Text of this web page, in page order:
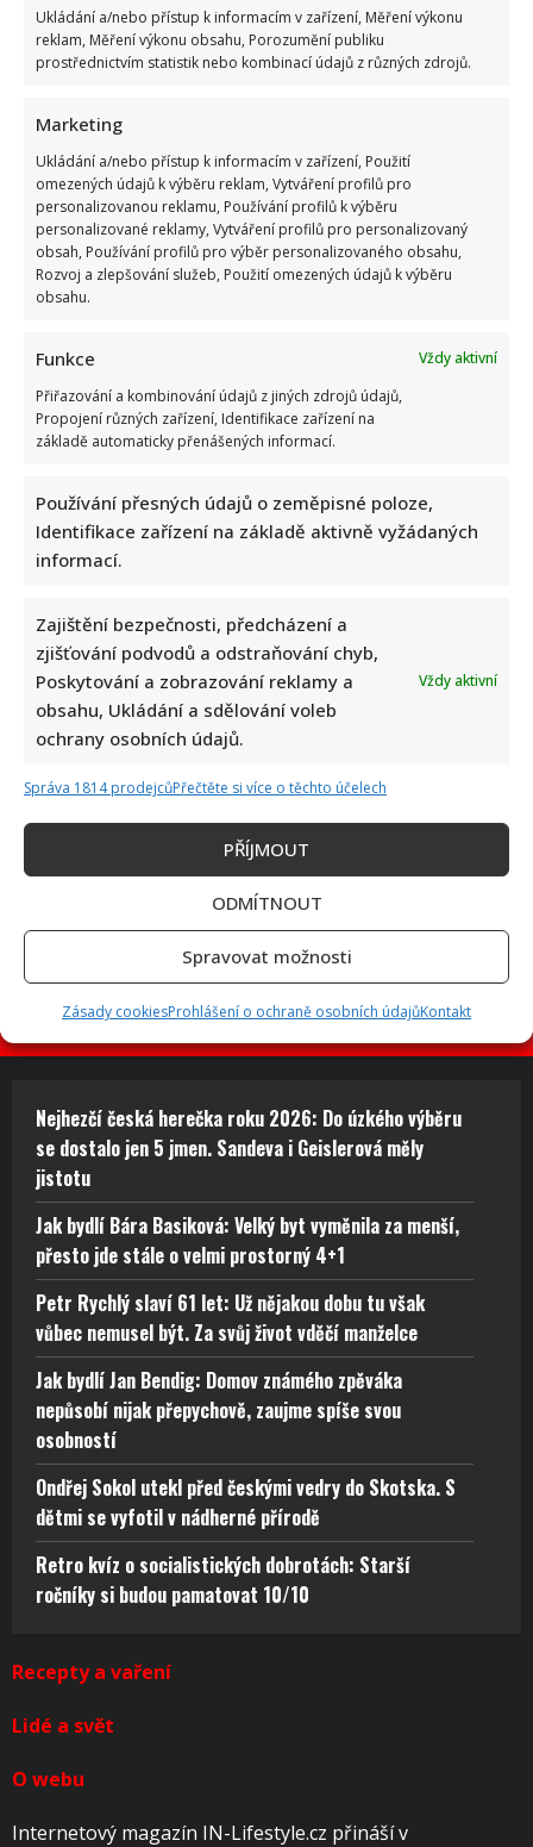
Ukládání a/nebo přístup k informacím v zařízení, Měření výkonu
reklam, Měření výkonu obsahu, Porozumění publiku
prostřednictvím statistik nebo kombinací údajů z různých zdrojů.
Marketing
Ukládání a/nebo přístup k informacím v zařízení, Použití
omezených údajů k výběru reklam, Vytváření profilů pro
personalizovanou reklamu, Používání profilů k výběru
personalizované reklamy, Vytváření profilů pro personalizovaný
obsah, Používání profilů pro výběr personalizovaného obsahu,
Rozvoj a zlepšování služeb, Použití omezených údajů k výběru
obsahu.
Funkce
Vždy aktivní
Přiřazování a kombinování údajů z jiných zdrojů údajů,
Propojení různých zařízení, Identifikace zařízení na
základě automaticky přenášených informací.
Používání přesných údajů o zeměpisné poloze,
Identifikace zařízení na základě aktivně vyžádaných
informací.
Zajištění bezpečnosti, předcházení a
zjišťování podvodů a odstraňování chyb,
Poskytování a zobrazování reklamy a
obsahu, Ukládání a sdělování voleb
ochrany osobních údajů.
Vždy aktivní
Správa 1814 prodejcůPřečtěte si více o těchto účelech
PŘÍJMOUT
ODMÍTNOUT
Spravovat možnosti
Zásady cookiesProhlášení o ochraně osobních údajůKontakt
Jak bydlí Bára Basiková: Velký byt vyměnila za menší, přesto
jde stále o velmi prostorný 4+1
Petr Rychlý slaví 61 let: Už nějakou dobu tu však vůbec
nemusel být. Za svůj život vděčí manželce
Jak bydlí Jan Bendig: Domov známého zpěváka nepůsobí
nijak přepychově, zaujme spíše svou osobností
Ondřej Sokol utekl před českými vedry do Skotska. S dětmi
se vyfotil v nádherné přírodě
Nejhezčí česká herečka roku 2026: Do úzkého výběru
se dostalo jen 5 jmen. Sandeva i Geislerová měly
jistotu
Jak bydlí Bára Basiková: Velký byt vyměnila za menší,
přesto jde stále o velmi prostorný 4+1
Petr Rychlý slaví 61 let: Už nějakou dobu tu však
vůbec nemusel být. Za svůj život vděčí manželce
Jak bydlí Jan Bendig: Domov známého zpěváka
nepůsobí nijak přepychově, zaujme spíše svou
osobností
Ondřej Sokol utekl před českými vedry do Skotska. S
dětmi se vyfotil v nádherné přírodě
Retro kvíz o socialistických dobrotách: Starší
ročníky si budou pamatovat 10/10
Recepty a vaření
Lidé a svět
O webu
Internetový magazín IN-Lifestyle.cz přináší v